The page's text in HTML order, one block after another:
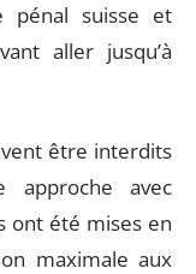
pénal suisse et
aller jusqu’à
être interdits
avec
ont été mises en
maximale aux